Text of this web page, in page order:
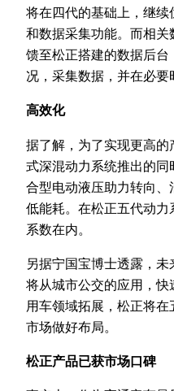
将在四代的基础上，继
和数据采集功能。而相
馈至松正搭建的数据后
况，采集数据，并在必要
高效化
据了解，为了实现更高
式深混动力系统推出的
合型电动液压助力转向
低能耗。在松正五代动
系数在内。
另据宁国宝博士透露，未
将从城市公交的应用，
用车领域拓展，松正将
市场做好布局。
松正产品已获市场口碑